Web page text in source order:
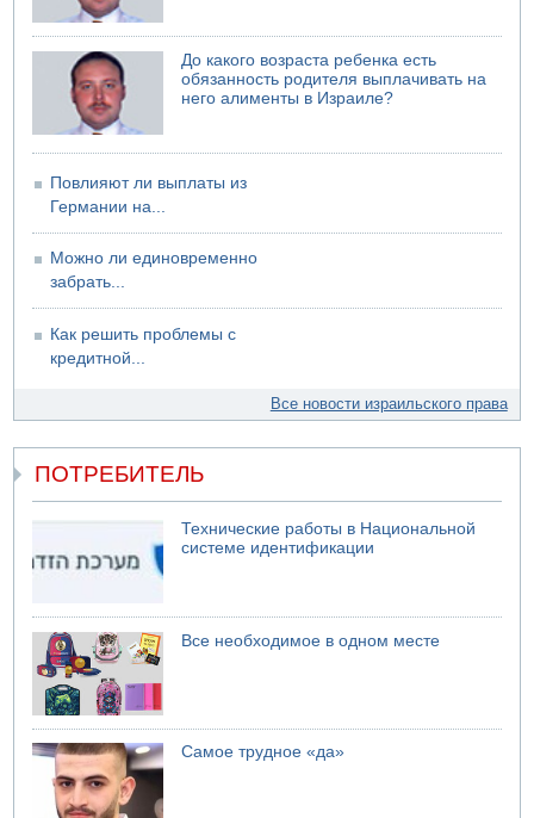
Возле Кирьят-Арбы пожар на местности
США не будут давить на Израиль в вопросе Ливана
06.08.2026 11:41
Трое подростков ограбили сексшоп в Холоне
До какого возраста ребенка есть
обязанность родителя выплачивать на
него алименты в Израиле?
Повлияют ли выплаты из
Германии на...
Можно ли единовременно
забрать...
Как решить проблемы с
кредитной...
Все новости израильского права
ПОТРЕБИТЕЛЬ
Технические работы в Национальной
системе идентификации
Все необходимое в одном месте
Самое трудное «да»